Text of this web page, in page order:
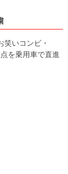
いコンビ・
を乗用車で直進